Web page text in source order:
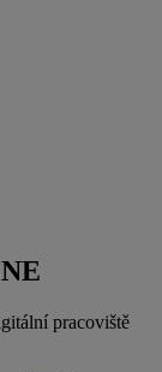
pracoviště